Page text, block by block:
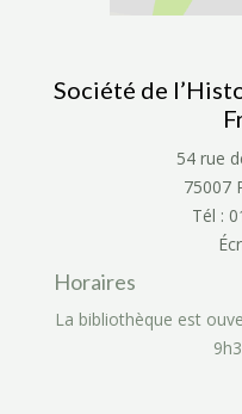
Société de
54 rue
75007
Tél :
Horaires
La bibliothèque est